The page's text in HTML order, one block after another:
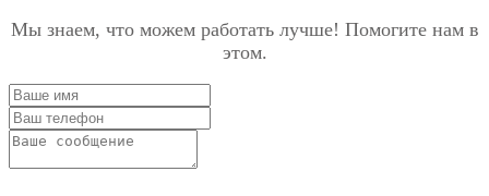
Мы знаем, что можем работать лучше! Помогите нам в
этом.